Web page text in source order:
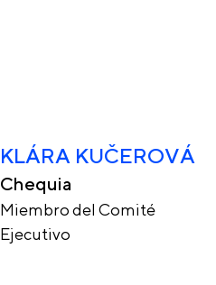
KLÁRA KUČEROVÁ
Chequia
Miembro del Comité
Ejecutivo